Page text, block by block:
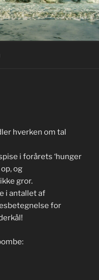
hverken om tal
i forårets ‘hunger
og
gror.
i antallet af
for